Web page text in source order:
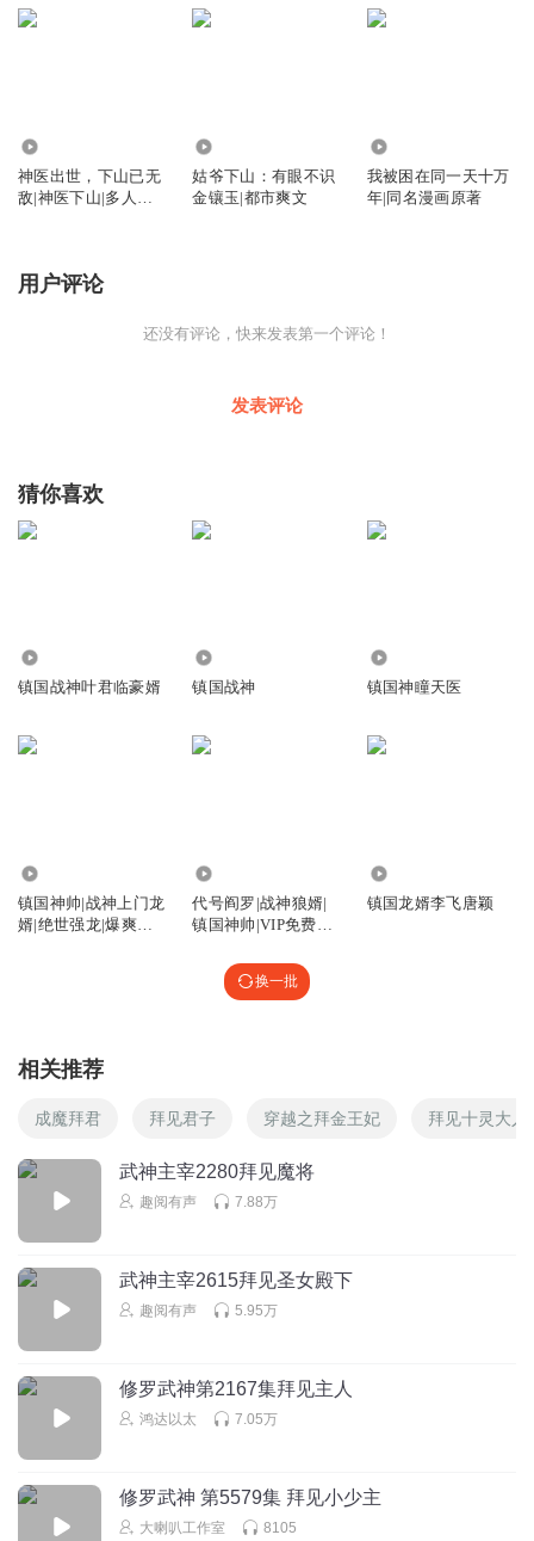
神医出世，下山已无
敌|神医下山|多人有
姑爷下山：有眼不识
金镶玉|都市爽文
我被困在同一天十万
年|同名漫画原著
用户评论
还没有评论，快来发表第一个评论！
发表评论
猜你喜欢
镇国战神叶君临豪婿 镇国战神 镇国神瞳天医
镇国神帅|战神上门龙
婿|绝世强龙|爆爽龙
代号阎罗|战神狼婿|
镇国神帅|VIP免费有
镇国龙婿李飞唐颖
换一批
相关推荐
成魔拜君 拜见君子 穿越之拜金王妃 拜见十灵大人
武神主宰2280拜见魔将
趣阅有声 7.88万
武神主宰2615拜见圣女殿下
趣阅有声 5.95万
修罗武神第2167集拜见主人
鸿达以太 7.05万
修罗武神 第5579集 拜见小少主
大喇叭工作室 8105